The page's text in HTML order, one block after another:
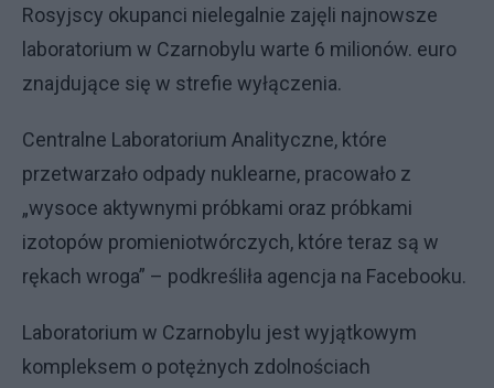
Rosyjscy okupanci nielegalnie zajęli najnowsze
laboratorium w Czarnobylu warte 6 milionów. euro
znajdujące się w strefie wyłączenia.
Centralne Laboratorium Analityczne, które
przetwarzało odpady nuklearne, pracowało z
„wysoce aktywnymi próbkami oraz próbkami
izotopów promieniotwórczych, które teraz są w
rękach wroga” – podkreśliła agencja na Facebooku.
Laboratorium w Czarnobylu jest wyjątkowym
kompleksem o potężnych zdolnościach